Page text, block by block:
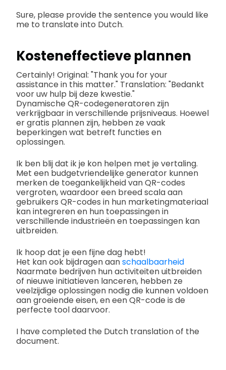
Sure, please provide the sentence you would like
me to translate into Dutch.
Kosteneffectieve plannen
Certainly! Original: "Thank you for your
assistance in this matter." Translation: "Bedankt
voor uw hulp bij deze kwestie."
Dynamische QR-codegeneratoren zijn
verkrijgbaar in verschillende prijsniveaus. Hoewel
er gratis plannen zijn, hebben ze vaak
beperkingen wat betreft functies en
oplossingen.
Ik ben blij dat ik je kon helpen met je vertaling.
Met een budgetvriendelijke generator kunnen
merken de toegankelijkheid van QR-codes
vergroten, waardoor een breed scala aan
gebruikers QR-codes in hun marketingmateriaal
kan integreren en hun toepassingen in
verschillende industrieën en toepassingen kan
uitbreiden.
Ik hoop dat je een fijne dag hebt!
Het kan ook bijdragen aanschaalbaarheid
Naarmate bedrijven hun activiteiten uitbreiden
of nieuwe initiatieven lanceren, hebben ze
veelzijdige oplossingen nodig die kunnen voldoen
aan groeiende eisen, en een QR-code is de
perfecte tool daarvoor.
I have completed the Dutch translation of the
document.